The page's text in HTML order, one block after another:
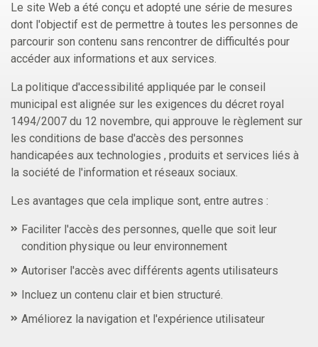
Le site Web a été conçu et adopté une série de mesures
dont l'objectif est de permettre à toutes les personnes de
parcourir son contenu sans rencontrer de difficultés pour
accéder aux informations et aux services.
La politique d'accessibilité appliquée par le conseil
municipal est alignée sur les exigences du décret royal
1494/2007 du 12 novembre, qui approuve le règlement sur
les conditions de base d'accès des personnes
handicapées aux technologies , produits et services liés à
la société de l'information et réseaux sociaux.
Les avantages que cela implique sont, entre autres :
Faciliter l'accès des personnes, quelle que soit leur
condition physique ou leur environnement
Autoriser l'accès avec différents agents utilisateurs
Incluez un contenu clair et bien structuré.
Améliorez la navigation et l'expérience utilisateur